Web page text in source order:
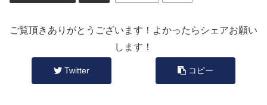
ご覧頂きありがとうございます！よかったらシェアお願い
します！
Twitter コピー